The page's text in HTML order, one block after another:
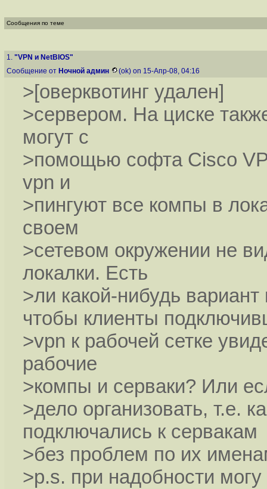
Сообщения по теме
1. "VPN и NetBIOS"
Сообщение от Ночной админ (ok) on 15-Апр-08, 04:16
>[оверквотинг удален]
>сервером. На циске
могут с
>помощью софта Cisco
vpn и
>пингуют все компы в
своем
>сетевом окружении не
локалки. Есть
>ли какой-нибудь
чтобы клиенты
>vpn к рабочей сетке
рабочие
>компы и серваки? Или
>дело организовать, т.е.
подключались к сервакам
>без проблем по их
>p.s. при надобности